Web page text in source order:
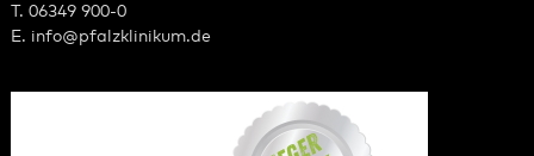
T. 06349 900-0
E. info@pfalzklinikum.de